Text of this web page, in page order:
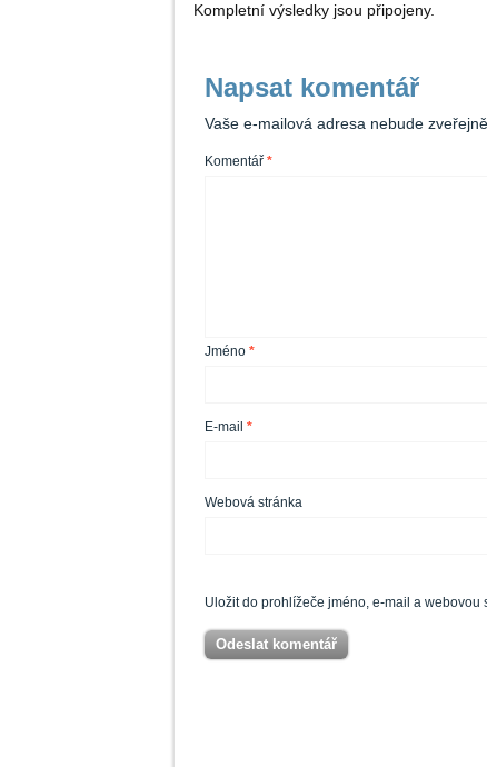
Kompletní výsledky jsou připojeny.
Napsat komentář
Vaše e-mailová adresa nebude
Komentář *
Jméno *
E-mail *
Webová stránka
Uložit do prohlížeče jméno, e-mail a webovou